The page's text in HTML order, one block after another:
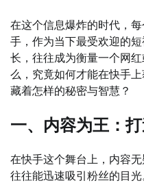
在这个信息爆炸的时代，
手，作为当下最受欢迎的
长，往往成为衡量一个网
么，究竟如何才能在快手
藏着怎样的秘密与智慧？
一、内容为王：
在快手这个舞台上，内容
往往能迅速吸引粉丝的目